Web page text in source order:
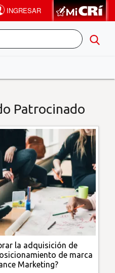
Patrocinado
la adquisición de
de marca
Marketing?